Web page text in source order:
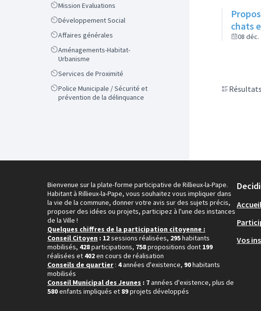
ScopeMission Evaluations
ScopeDéveloppement Social
ScopeAffaires générales
Scope
Aménagements-Habitat-
Urbanisme
ScopeServices de Proximité
Scope
Police Municipale / Sécurité et
prévention de la délinquance
chats
08 déc.
Bienvenue sur la plate-forme participative de Rillieux-la-Pape.
Habitant à Rillieux-la-Pape, vous souhaitez vous impliquer dans
la vie de la commune, donner votre avis sur des sujets précis,
proposer des idées ou projets, participez à l'une des instances
de la Ville !
Quelques chiffres de la participation citoyenne :
Conseil Citoyen : 12sessions réalisées, 295habitants
mobilisés, 428participations, 758propositions dont 199
réalisées et 402en cours de réalisation
Conseils de quartier : 4années d'existence, 90habitants
mobilisés
Conseil Municipal des Jeunes : 7années d'existence, plus de
580enfants impliqués et 89projets développés
Accueil
Vos